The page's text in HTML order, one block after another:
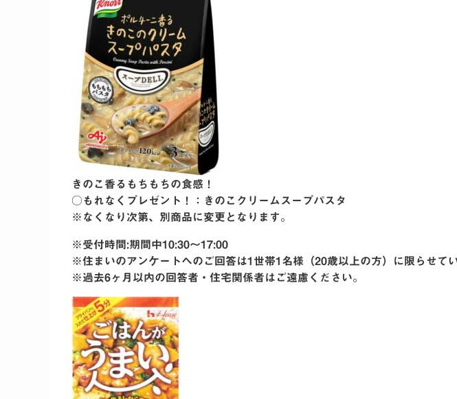
きのこ香るもちもちの食感！
○もれなくプレゼント！：きのこクリームスープパスタ
※なくなり次第、別商品に変更となります。
※受付時間:期間中10:30〜17:00
※住まいのアンケートへのご回答は1世帯1名様（20歳以上の方）に限らせて
※過去6ヶ月以内の回答者・住宅関係者はご遠慮ください。